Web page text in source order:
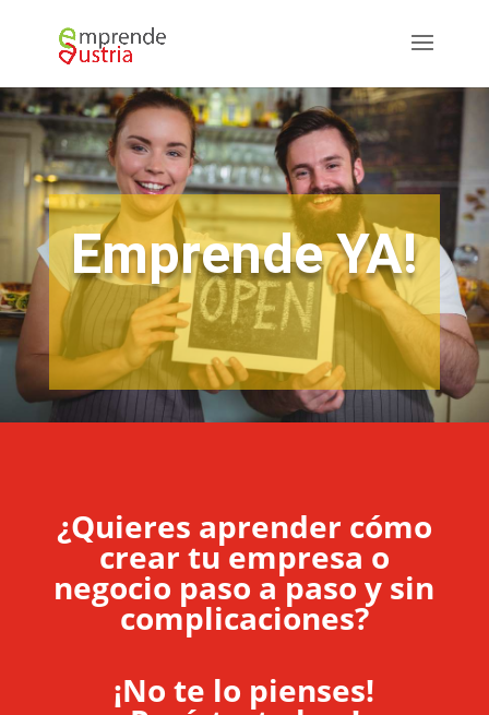
Emprende YA!
¿Quieres aprender cómo
crear tu empresa o
negocio paso a paso y sin
complicaciones?
¡No te lo pienses!